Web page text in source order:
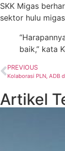
SKK Migas
sektor hulu migas
“
baik,” kata
PREVIOUS
Kolaborasi PLN, ADB
Artikel